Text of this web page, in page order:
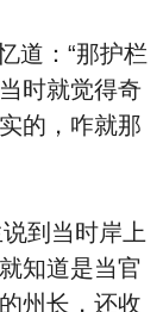
道：“那护栏
时就觉得奇
的，咋就那
到当时岸上
知道是当官
州长，还收